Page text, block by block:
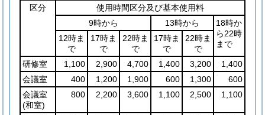
区分
使用時間区分及び基本使用料
9時から
13時から
18時か
ら22時
まで
12時ま
で
17時ま
で
22時ま
で
17時ま
で
22時ま
で
研修室
1,100 2,900 4,700 1,400 3,200
1,400
会議室
400 1,200 1,900 600 1,300
600
会議室
(和室)
800 2,200 3,600 1,100 2,500 1,100